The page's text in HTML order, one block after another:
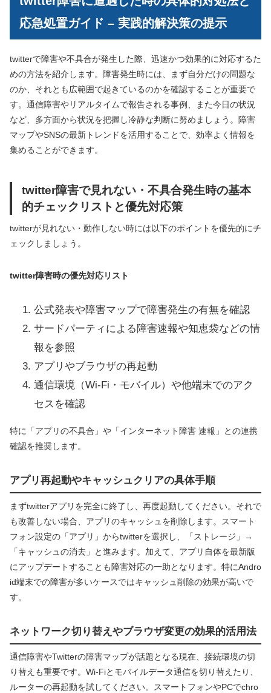
応急処置ガイド – 実践的解決策の提示
twitterで障害や不具合が発生した際、迅速かつ効果的に対応するた
めの方法を紹介します。障害発生時には、まず自分だけの問題な
のか、それとも広範囲で起きているのかを確認することが重要で
す。通信障害やリアルタイムで報告される事例、また今日の状況
など、多方面から状況を把握し冷静な判断に努めましょう。障害
マップやSNSの最新トレンドを活用することで、効率よく情報を
集めることができます。
twitter障害で見れない・不具合発生時の基本
的チェックリストと優先対応策
twitterが見れない・動作しない時には以下のポイントを優先的にチ
ェックしましょう。
twitter障害時の優先対応リスト
公式発表や障害マップで障害発生の有無を確認
サードパーティによる障害速報や知恵袋などの情
報を参照
アプリやブラウザの再起動
通信環境（Wi-Fi・モバイル）や他端末でのアク
セスを確認
特に「アプリの不具合」や「インターネット障害 速報」との連携
確認を推奨します。
アプリ再起動やキャッシュクリアの具体手順
まずtwitterアプリを完全に終了し、再度起動してください。それで
も改善しない場合、アプリのキャッシュを削除します。スマート
フォン設定の「アプリ」からtwitterを選択し、「ストレージ」→
「キャッシュの消去」と進みます。加えて、アプリ自体を最新版
にアップデートすることも障害対応の一助となります。特にAndro
id端末での障害が多いケースではキャッシュ削除の効果が高いで
す。
ネットワーク切り替えやブラウザ変更の効果的活用法
通信障害やTwitterの障害マップが話題となる現在、接続環境の切
り替えも重要です。Wi-Fiとモバイルデータ通信を切り替えたり、
ルーターの再起動を試してください。スマートフォンやPCでchro